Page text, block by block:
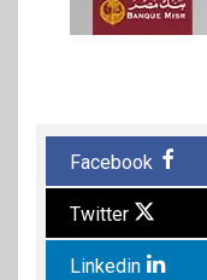
Facebook
Twitter
Linkedin